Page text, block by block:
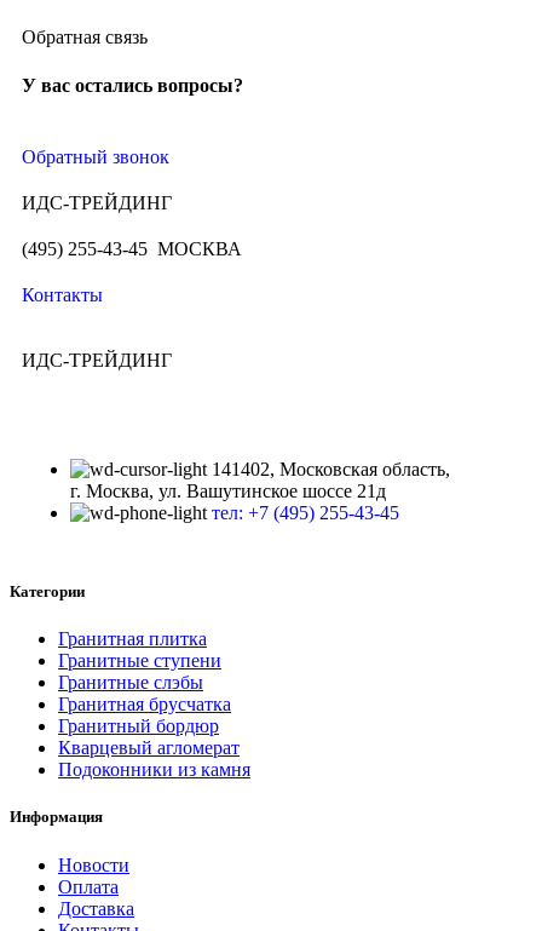
Обратная связь
У вас остались вопросы?
Обратный звонок
ИДС-ТРЕЙДИНГ
(495) 255-43-45 МОСКВА
Контакты
ИДС-ТРЕЙДИНГ
141402, Московская область,
г. Москва, ул. Вашутинское шоссе 21д
тел: +7 (495) 255-43-45
Категории
Гранитная плитка
Гранитные ступени
Гранитные слэбы
Гранитная брусчатка
Гранитный бордюр
Кварцевый агломерат
Подоконники из камня
Информация
Новости
Оплата
Доставка